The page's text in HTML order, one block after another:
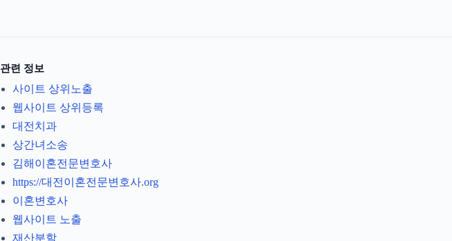
관련 정보
사이트 상위노출
웹사이트 상위등록
대전치과
상간녀소송
김해이혼전문변호사
https://대전이혼전문변호사.org
이혼변호사
웹사이트 노출
재산분할